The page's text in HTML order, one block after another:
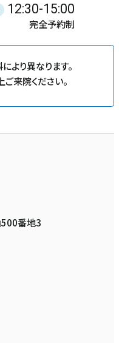
12:30-15:00
完全予約制
より異なります。
来院ください。
番地3